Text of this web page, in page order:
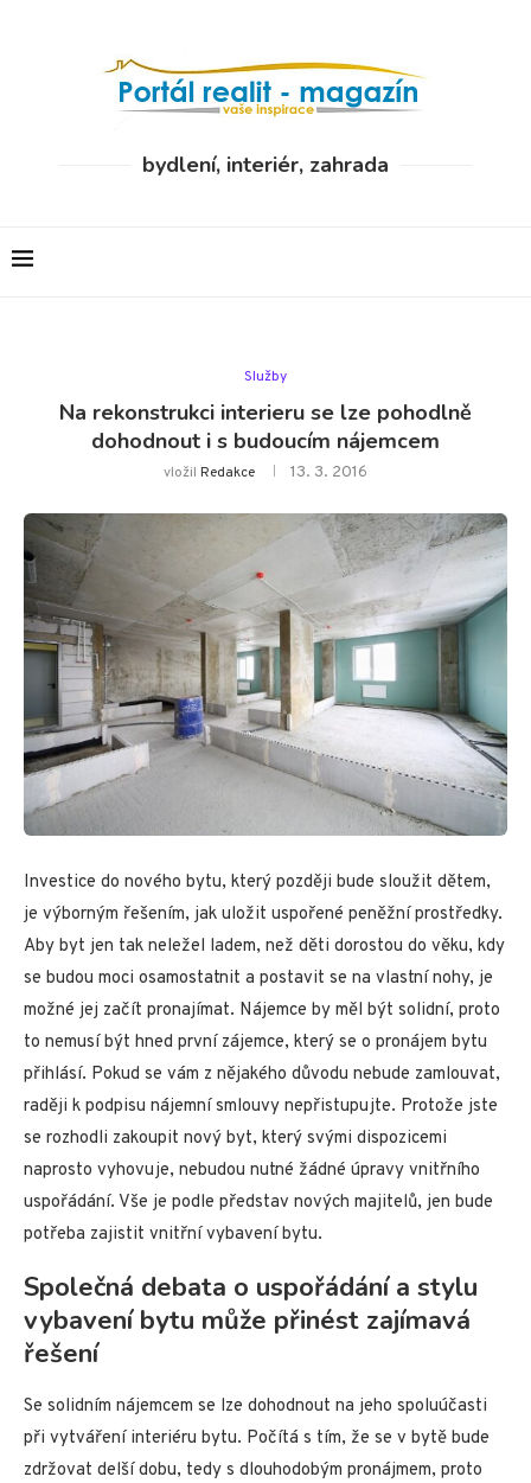
bydlení, interiér, zahrada
Služby
Na rekonstrukci interieru se lze pohodlně
dohodnout i s budoucím nájemcem
vložil Redakce 13. 3. 2016
Investice do nového bytu, který později bude sloužit dětem,
je výborným řešením, jak uložit uspořené peněžní prostředky.
Aby byt jen tak neležel ladem, než děti dorostou do věku, kdy
se budou moci osamostatnit a postavit se na vlastní nohy, je
možné jej začít pronajímat. Nájemce by měl být solidní, proto
to nemusí být hned první zájemce, který se o pronájem bytu
přihlásí. Pokud se vám z nějakého důvodu nebude zamlouvat,
raději k podpisu nájemní smlouvy nepřistupujte. Protože jste
se rozhodli zakoupit nový byt, který svými dispozicemi
naprosto vyhovuje, nebudou nutné žádné úpravy vnitřního
uspořádání. Vše je podle představ nových majitelů, jen bude
potřeba zajistit vnitřní vybavení bytu.
Společná debata o uspořádání a stylu
vybavení bytu může přinést zajímavá
řešení
Se solidním nájemcem se lze dohodnout na jeho spoluúčasti
při vytváření interiéru bytu. Počítá s tím, že se v bytě bude
zdržovat delší dobu, tedy s dlouhodobým pronájmem, proto